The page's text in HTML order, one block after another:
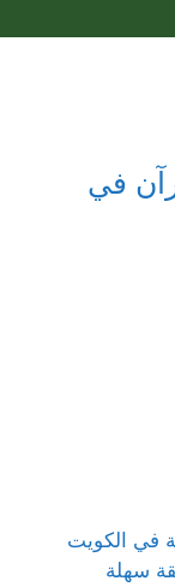
في
في الكويت
سهلة